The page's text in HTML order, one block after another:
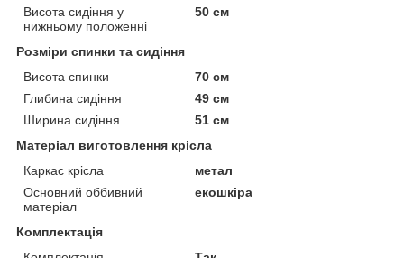
Висота сидіння у
нижньому положенні
50 см
Розміри спинки та сидіння
Висота спинки
70 см
Глибина сидіння
49 см
Ширина сидіння
51 см
Матеріал виготовлення крісла
Каркас крісла
метал
Основний оббивний
матеріал
екошкіра
Комплектація